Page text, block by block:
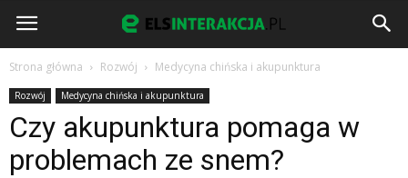
Strona główna Rozwój Medycyna chińska i akupunktura
Rozwój Medycyna chińska i akupunktura
Czy akupunktura pomaga w
problemach ze snem?